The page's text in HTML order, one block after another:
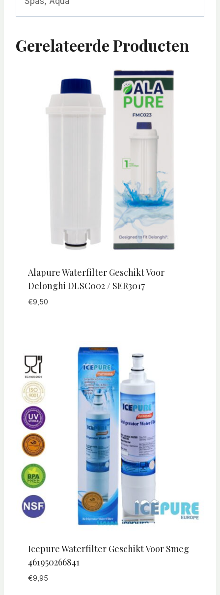
Gerelateerde Producten
Alapure Waterfilter Geschikt Voor
Delonghi DLSC002 / SER3017
€9,50
Icepure Waterfilter Geschikt Voor Smeg
461950266841
€9,95